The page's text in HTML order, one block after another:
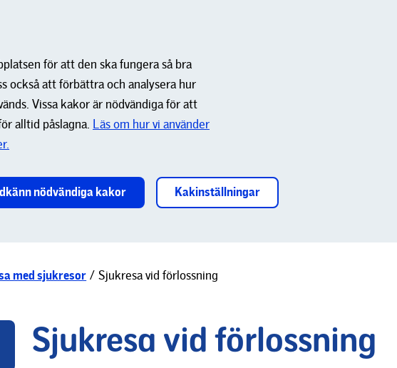
för att den ska fungera så bra
också att förbättra och analysera hur
Vissa kakor är nödvändiga för att
alltid påslagna. Läs om hur vi använder
nödvändiga kakor Kakinställningar
med sjukresor / Sjukresa vid förlossning
Sjukresa vid förlossning